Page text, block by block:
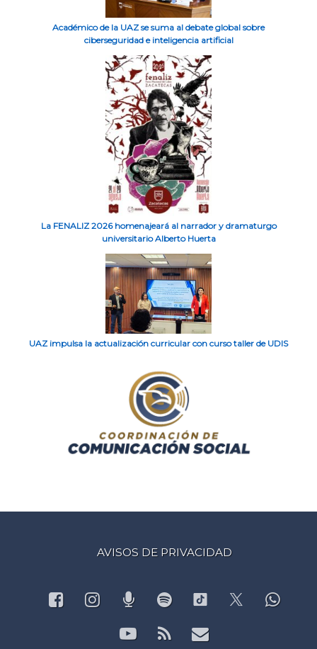
Académico de la UAZ se suma al debate global sobre
ciberseguridad e inteligencia artificial
La FENALIZ 2026 homenajeará al narrador y dramaturgo
universitario Alberto Huerta
UAZ impulsa la actualización curricular con curso taller de UDIS
AVISOS DE PRIVACIDAD
Facebook
Instagram
Podcast
Spotify
YouTube
RSSCorreo